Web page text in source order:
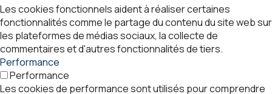
Les cookies fonctionnels aident à réaliser certaines
fonctionnalités comme le partage du contenu du site web sur
les plateformes de médias sociaux, la collecte de
commentaires et d'autres fonctionnalités de tiers.
Performance
Performance
Les cookies de performance sont utilisés pour comprendre